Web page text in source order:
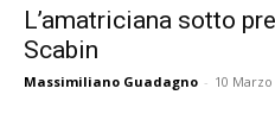
L’amatriciana sotto
Scabin
Massimiliano Guadagno - 10 Marzo